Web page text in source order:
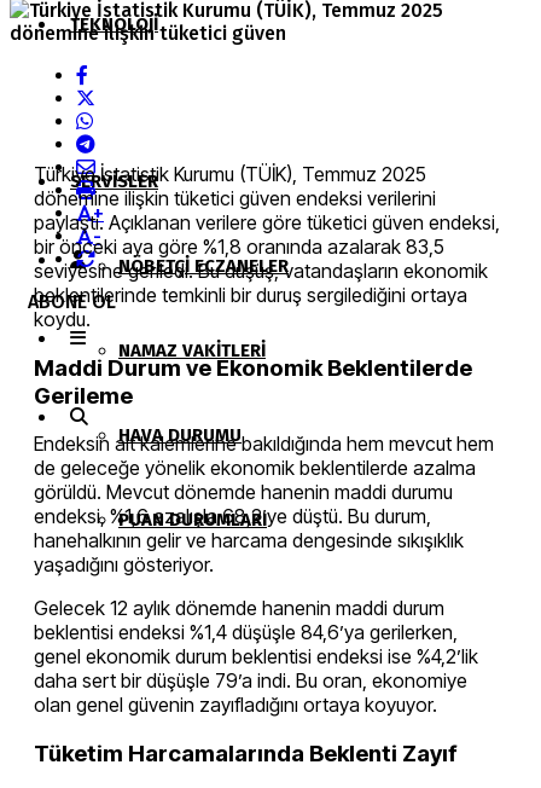
TEKNOLOJI
KAMU İLANLARI
SERVISLER
NÖBETÇI ECZANELER
NAMAZ VAKITLERI
HAVA DURUMU
PUAN DURUMLARI
+
-
ABONE OL
Türkiye İstatistik Kurumu (TÜİK), Temmuz 2025
dönemine ilişkin tüketici güven endeksi verilerini
paylaştı. Açıklanan verilere göre tüketici güven endeksi,
bir önceki aya göre %1,8 oranında azalarak 83,5
seviyesine geriledi. Bu düşüş, vatandaşların ekonomik
beklentilerinde temkinli bir duruş sergilediğini ortaya
koydu.
Maddi Durum ve Ekonomik Beklentilerde
Gerileme
Endeksin alt kalemlerine bakıldığında hem mevcut hem
de geleceğe yönelik ekonomik beklentilerde azalma
görüldü. Mevcut dönemde hanenin maddi durumu
endeksi, %1,6 azalışla 68,2’ye düştü. Bu durum,
hanehalkının gelir ve harcama dengesinde sıkışıklık
yaşadığını gösteriyor.
Gelecek 12 aylık dönemde hanenin maddi durum
beklentisi endeksi %1,4 düşüşle 84,6’ya gerilerken,
genel ekonomik durum beklentisi endeksi ise %4,2’lik
daha sert bir düşüşle 79’a indi. Bu oran, ekonomiye
olan genel güvenin zayıfladığını ortaya koyuyor.
Tüketim Harcamalarında Beklenti Zayıf